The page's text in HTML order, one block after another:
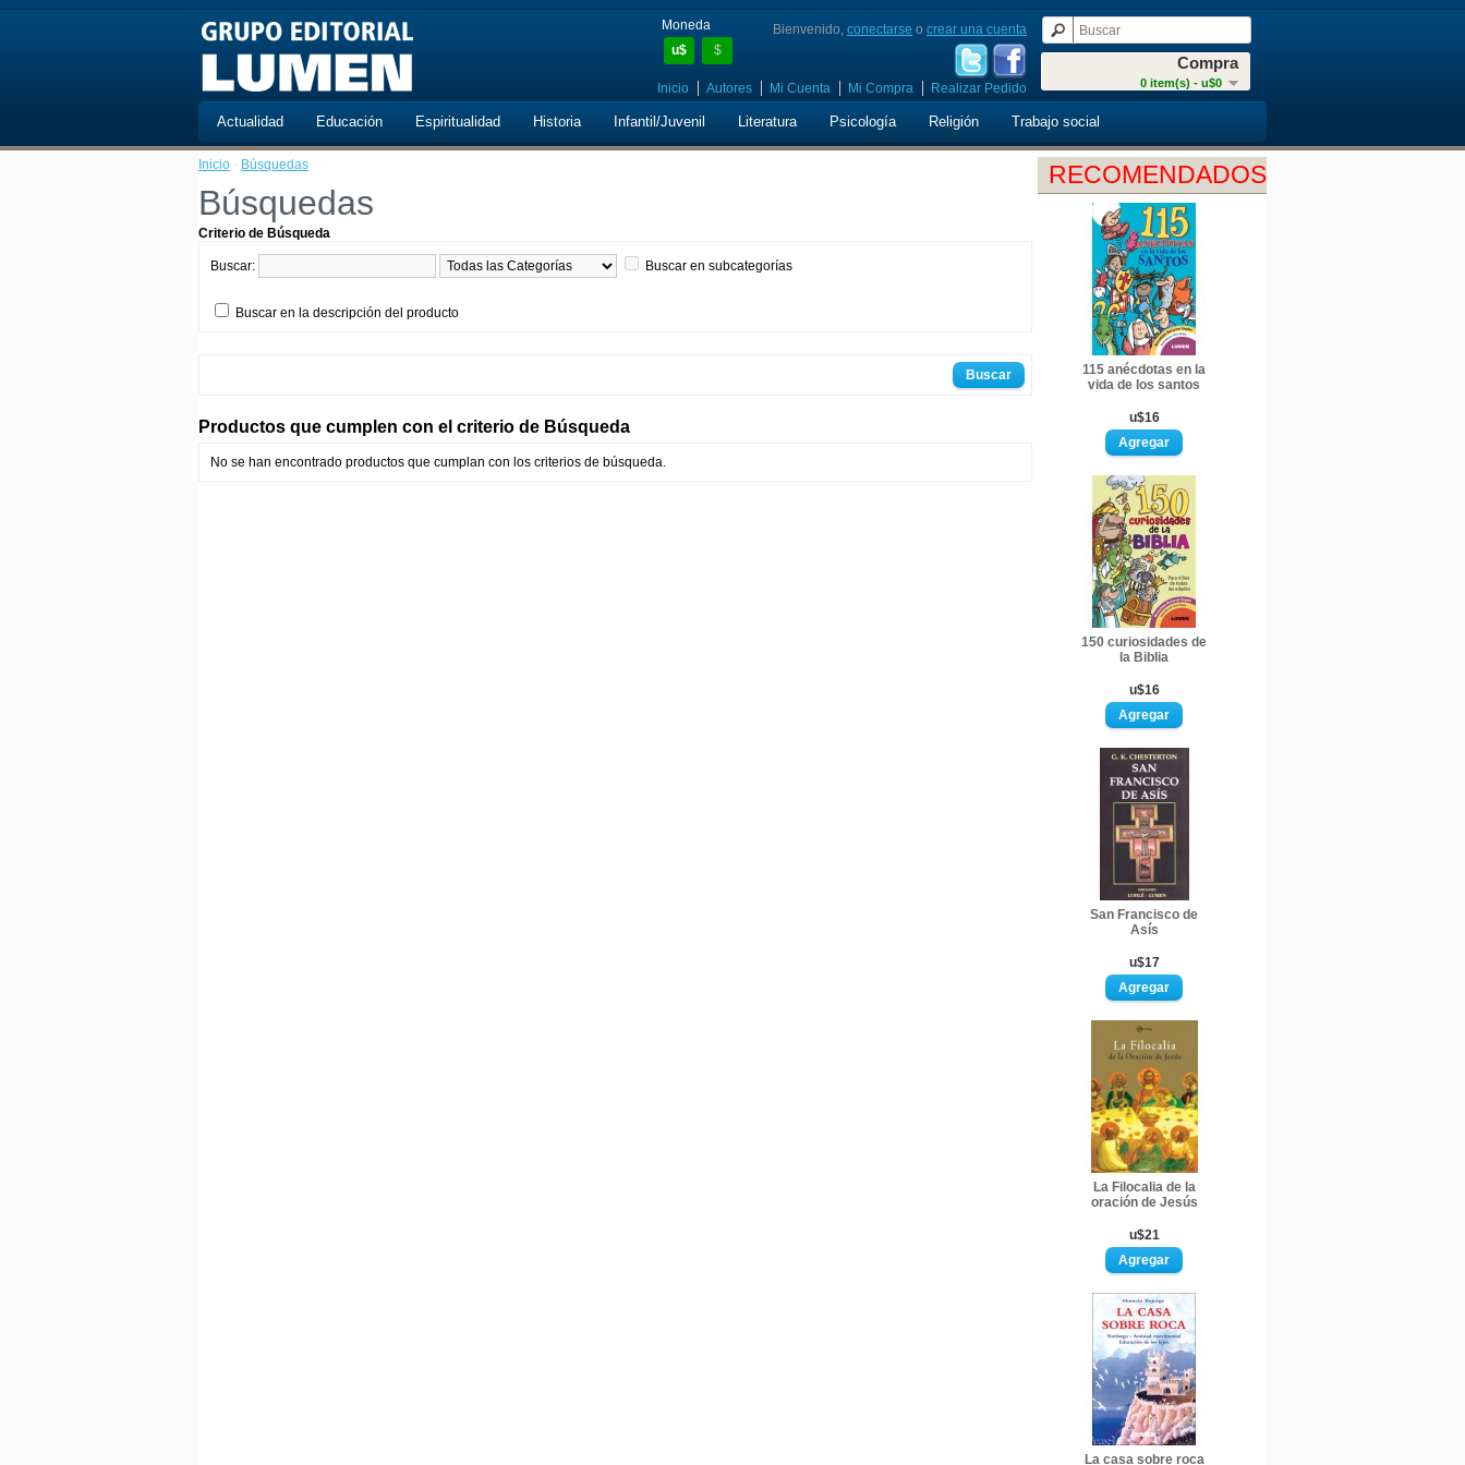
Moneda
u$
$
Compra
0 item(s) - u$0
Bienvenido, conectarse o crear una cuenta
Inicio Autores Mi Cuenta Mi Compra Realizar Pedido
Actualidad Educación Espiritualidad Historia Infantil/Juvenil Literatura Psicología Religión Trabajo social
RECOMENDADOS
115 anécdotas en la
vida de los santos
u$16
150 curiosidades de
la Biblia
u$16
San Francisco de
Asís
u$17
La Filocalia de la
oración de Jesús
u$21
La casa sobre roca
Inicio · Búsquedas
Búsquedas
Criterio de Búsqueda
Buscar: Buscar en subcategorías
Buscar en la descripción del producto
Productos que cumplen con el criterio de Búsqueda
No se han encontrado productos que cumplan con los criterios de búsqueda.